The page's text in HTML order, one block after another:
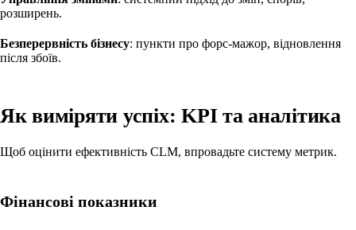
розширень.
Безперервність бізнесу: пункти про форс-мажор, відновлення
після збоїв.
Як виміряти успіх: KPI та аналітика
Щоб оцінити ефективність CLM, впровадьте систему метрик.
Фінансові показники